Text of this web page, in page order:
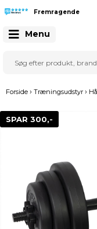
Fremragende
Menu
Forside › Træningsudstyr ›
SPAR 300,-